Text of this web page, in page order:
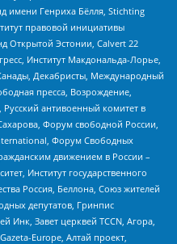
Генриха Бёлля, Stichting
правовой инициативы
Открытой Эстонии, Calvert 22
Институт Макдональда-Лорье,
Декабристы, Международный
пресса, Возрождение,
антивоенный комитет в
Форум свободной России,
Форум Свободных
движением в России –
Институт государственного
Россия, Беллона, Союз жителей
депутатов, Гринпис
Завет церквей TCCN, Агора,
Europe, Алтай проект,